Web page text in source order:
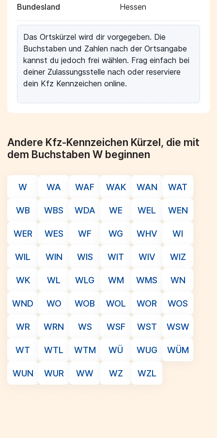
Bundesland Hessen
Das Ortskürzel wird dir vorgegeben. Die
Buchstaben und Zahlen nach der Ortsangabe
kannst du jedoch frei wählen. Frag einfach bei
deiner Zulassungsstelle nach oder reserviere
dein Kfz Kennzeichen online.
Andere Kfz-Kennzeichen Kürzel, die mit
dem Buchstaben W beginnen
W WA WAF WAK WAN WAT
WB WBS WDA WE WEL WEN
WER WES WF WG WHV WI
WIL WIN WIS WIT WIV WIZ
WK WL WLG WM WMS WN
WND WO WOB WOL WOR WOS
WR WRN WS WSF WST WSW
WT WTL WTM WÜ WUG WÜM
WUN WUR WW WZ WZL